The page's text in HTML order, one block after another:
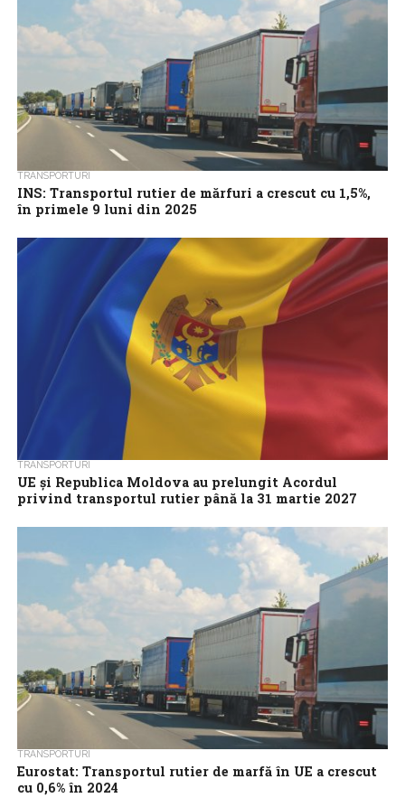
TRANSPORTURI
INS: Transportul rutier de mărfuri a crescut cu 1,5%,
în primele 9 luni din 2025
din 2025, o creștere cu 1,5% în ceea ce privește volumul
TRANSPORTURI
UE și Republica Moldova au prelungit Acordul
privind transportul rutier până la 31 martie 2027
prelungească valabilitatea actualului lor Acord privind
transportul rutier până la 31 martie 2027, informează...
TRANSPORTURI
Eurostat: Transportul rutier de marfă în UE a crescut
cu 0,6% în 2024